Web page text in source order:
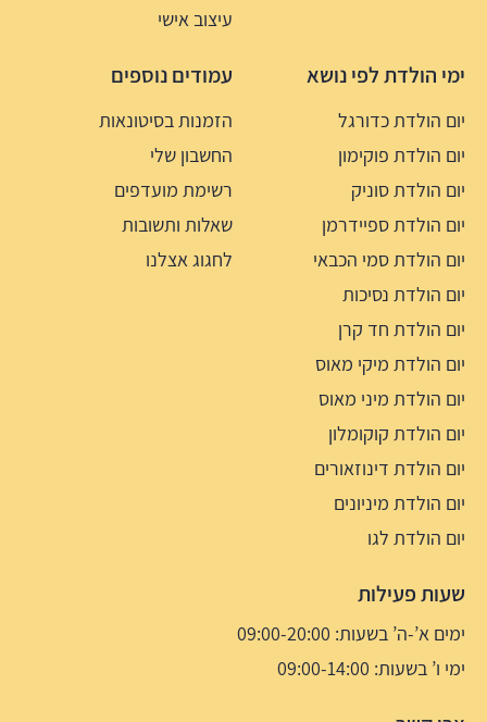
עיצוב אישי
ימי הולדת לפי נושא
יום הולדת כדורגל
יום הולדת פוקימון
יום הולדת סוניק
יום הולדת ספיידרמן
יום הולדת סמי הכבאי
יום הולדת נסיכות
יום הולדת חד קרן
יום הולדת מיקי מאוס
יום הולדת מיני מאוס
יום הולדת קוקומלון
יום הולדת דינוזאורים
יום הולדת מיניונים
יום הולדת לגו
עמודים נוספים
הזמנות בסיטונאות
החשבון שלי
רשימת מועדפים
שאלות ותשובות
לחגוג אצלנו
שעות פעילות
ימים א’-ה’ בשעות: 09:00-20:00
ימי ו’ בשעות: 09:00-14:00